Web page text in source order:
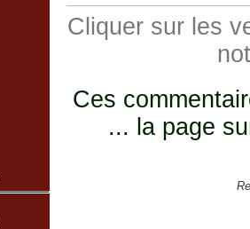
Cliquer sur les
Ces
... la page